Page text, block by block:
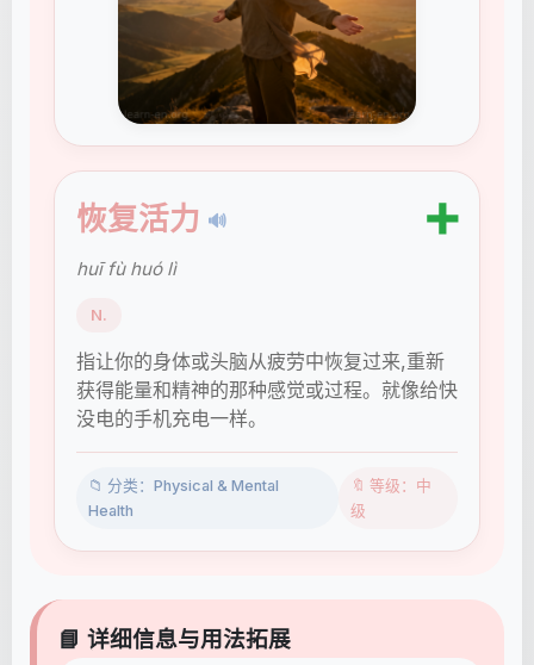
恢复活力 🔊 ➕
huī fù huó lì
N.
指让你的身体或头脑从疲劳中恢复过来,重新
获得能量和精神的那种感觉或过程。就像给快
没电的手机充电一样。
📁 分类：Physical & Mental
Health
🔖 等级：中
级
📘 详细信息与用法拓展